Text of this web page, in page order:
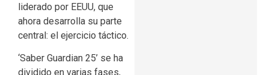
liderado por EEUU, que
ahora desarrolla su parte
central: el ejercicio táctico.
‘Saber Guardian 25’ se ha
dividido en varias fases,